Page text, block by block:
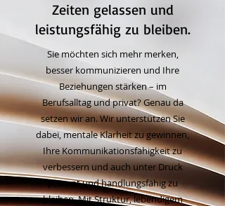
Zeiten gelassen und
leistungsfähig zu bleiben.
Sie möchten sich mehr merken,
besser kommunizieren und Ihre
Beziehungen stärken – im
Berufsalltag und privat? Genau da
setzen wir an. Wir unterstützen Sie
dabei, mentale Klarheit zu gewinnen,
Ihre Kommunikationsfähigkeit zu
verbessern und auch unter Druck
präsent und handlungsfähig zu
bleiben. Mit Struktur, lebendigem